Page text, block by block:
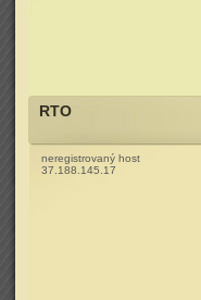
RTO
neregistrovaný host
37.188.145.17